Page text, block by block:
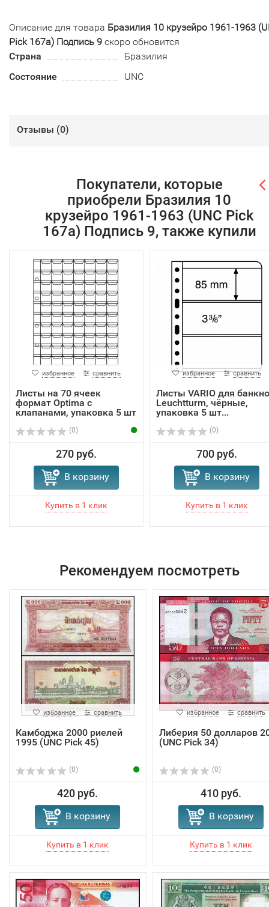
Описание для товара Бразилия 10 крузейро 1961-1963
Pick 167a) Подпись 9 скоро обновится
Страна
Бразилия
Состояние
UNC
Отзывы (0)
Покупатели, которые
приобрели Бразилия 10
крузейро 1961-1963 (UNC Pick
167a) Подпись 9, также купили
избранное сравнить
Листы на 70 ячеек
формат Optima с
клапанами, упаковка 5 шт
(0)
270 руб.
В корзину
избранное сравнить
Листы VARIO для
Leuchtturm, чёрные,
упаковка 5 шт...
(0)
700 руб.
В корзину
Рекомендуем посмотреть
избранное сравнить
Камбоджа 2000 риелей
1995 (UNC Pick 45)
(0)
420 руб.
В корзину
избранное сравнить
Либерия 50 долларов
(UNC Pick 34)
(0)
410 руб.
В корзину